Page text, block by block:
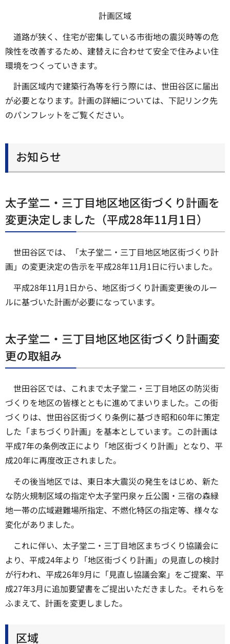
計画区域
道路が狭く、住宅が密集している市街地の震災時等の危
険性を改善するため、建替えに合わせて安全で住みよい住
環境をつくっていきます。
計画区域内で建築行為等を行う際には、世田谷区に届出
が必要となります。計画の詳細については、下記リンク先
のパンフレットをご覧ください。
お知らせ
太子堂二・三丁目地区地区街づくり計画を
変更決定しました（平成28年11月1日）
世田谷区では、「太子堂二・三丁目地区地区街づくり計
画」の変更決定の告示を平成28年11月1日に行いました。
平成28年11月1日から、地区街づくり計画変更後のルー
ルに基づいた計画が必要になっています。
太子堂二・三丁目地区地区街づくり計画変
更の取組み
世田谷区では、これまで太子堂二・三丁目地区の防災街
づくりを地区の皆様とともに進めてまいりました。この街
づくりは、世田谷区街づくり条例に基づき昭和60年に策定
した「まちづくり計画」を基本としています。この計画は
平成7年の条例改正により「地区街づくり計画」となり、平
成20年に再度改正されました。
その後当地区では、東日本大震災の発生をはじめ、新た
な防火規制区域の指定や太子堂円泉ヶ丘公園・三宿の森緑
地一帯の広域避難場所指定、不燃化特区の指定等、様々な
変化がありました。
これに伴い、太子堂二・三丁目地区まちづくり協議会に
より、平成24年より「地区街づくり計画」の見直しの検討
が行われ、平成26年9月に「見直し協議会案」をご提案、平
成27年3月に追加要望書をご提出いただきました。それらを
ふまえて、計画を変更しました。
区域